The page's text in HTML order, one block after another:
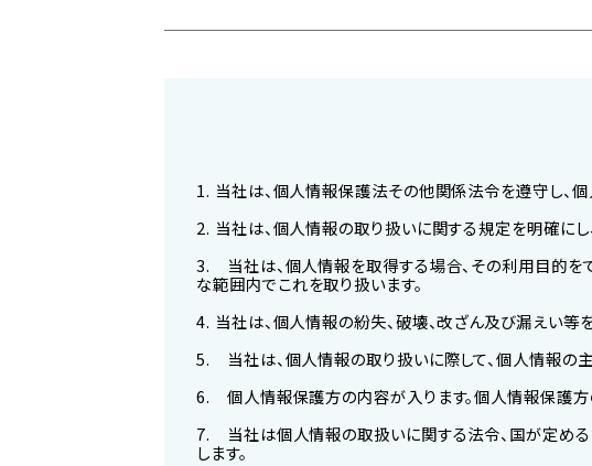
1. 当社は、個人情報保護法その他関係法令を遵守し、個
2. 当社は、個人情報の取り扱いに関する規定を明確にし
3. 当社は、個人情報を取得する場合、その利用目的を
な範囲内でこれを取り扱います。
4. 当社は、個人情報の紛失、破壊、改ざん及び漏えい等
5. 当社は、個人情報の取り扱いに際して、個人情報の
6. 個人情報保護方の内容が入ります。個人情報保護方
7. 当社は個人情報の取扱いに関する法令、国が定める
します。